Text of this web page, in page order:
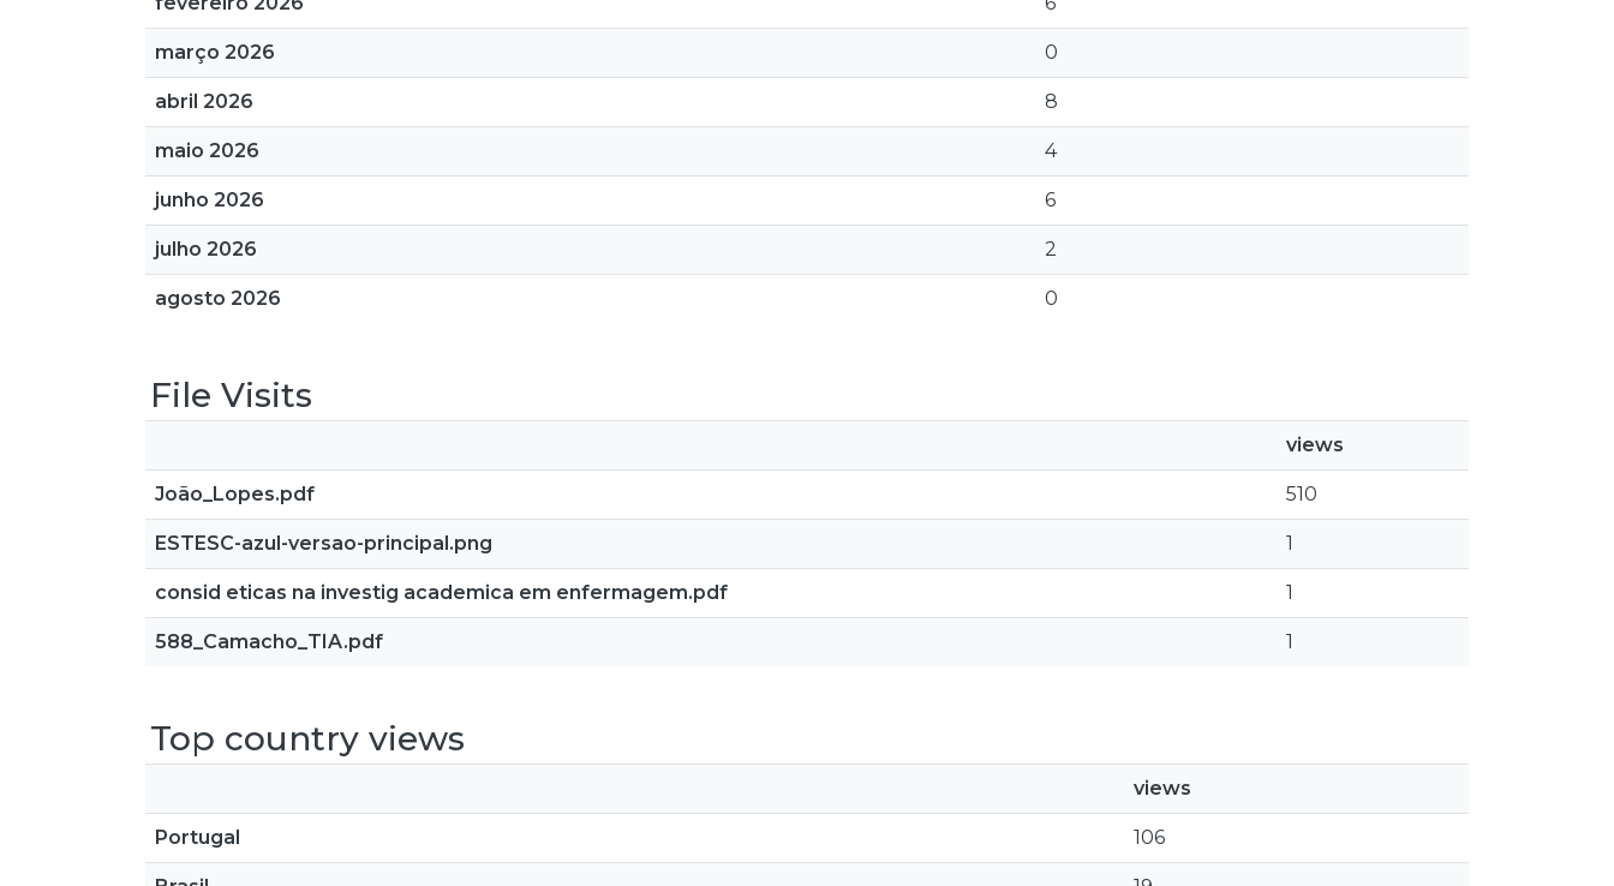
março 2026 0
abril 2026 8
maio 2026 4
junho 2026 6
julho 2026 2
agosto 2026 0
File Visits
views
João_Lopes.pdf 510
ESTESC-azul-versao-principal.png 1
consid eticas na investig academica em enfermagem.pdf 1
588_Camacho_TIA.pdf 1
Top country views
views
Portugal 106